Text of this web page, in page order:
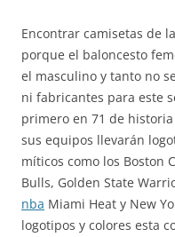
Encontrar camisetas de
porque el baloncesto
el masculino y tanto no
ni fabricantes para este
primero en 71 de
sus equipos llevarán
míticos como los Boston
Bulls, Golden State
nba Miami Heat y New
logotipos y colores esta